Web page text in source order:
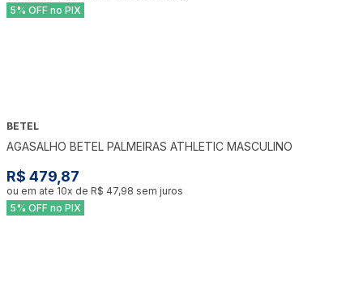
5% OFF no PIX
BETEL
AGASALHO BETEL PALMEIRAS ATHLETIC MASCULINO
R$ 479,87
ou em ate 10x de R$ 47,98 sem juros
5% OFF no PIX